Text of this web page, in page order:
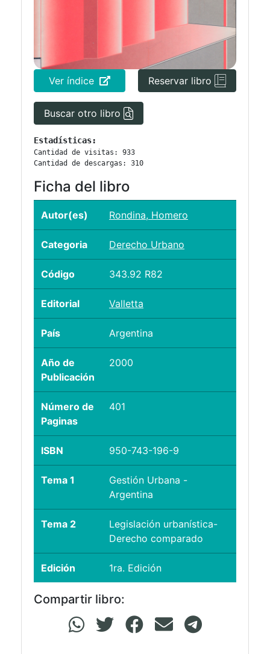
Ver índice Reservar libro
Buscar otro libro
Estadísticas:
Cantidad de visitas: 933
Cantidad de descargas: 310
Ficha del libro
Autor(es) Rondina, Homero
Categoria Derecho Urbano
Código 343.92 R82
Editorial Valletta
País Argentina
Año de
Publicación
2000
Número de
Paginas
401
ISBN 950-743-196-9
Tema 1
Gestión Urbana -
Argentina
Tema 2
Legislación urbanística-
Derecho comparado
Edición 1ra. Edición
Compartir libro: